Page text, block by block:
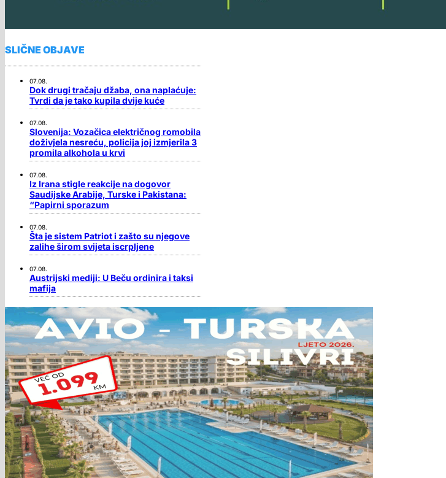
SLIČNE OBJAVE
07.08.
Dok drugi tračaju džaba, ona naplaćuje:
Tvrdi da je tako kupila dvije kuće
07.08.
Slovenija: Vozačica električnog romobila
doživjela nesreću, policija joj izmjerila 3
promila alkohola u krvi
07.08.
Iz Irana stigle reakcije na dogovor
Saudijske Arabije, Turske i Pakistana:
“Papirni sporazum
07.08.
Šta je sistem Patriot i zašto su njegove
zalihe širom svijeta iscrpljene
07.08.
Austrijski mediji: U Beču ordinira i taksi
mafija